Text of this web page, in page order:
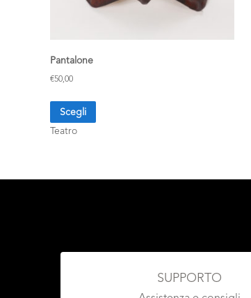
Pantalone
€50,00
Scegli
Teatro
SUPPORTO